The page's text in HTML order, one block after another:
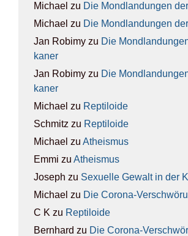
Michael zu Die Mond­lan­dun­gen
Michael zu Die Mond­lan­dun­gen
Jan Robimy zu Die
ka­ner
Jan Robimy zu Die
ka­ner
Michael zu Rep­ti­lo­ide
Schmitz zu Rep­ti­lo­ide
Michael zu Athe­is­mus
Emmi zu Athe­is­mus
Joseph zu Sexu­el­le Gewalt in der
Michael zu Die Coro­na-
C K zu Rep­ti­lo­ide
Bernhard zu Die Coro­na-